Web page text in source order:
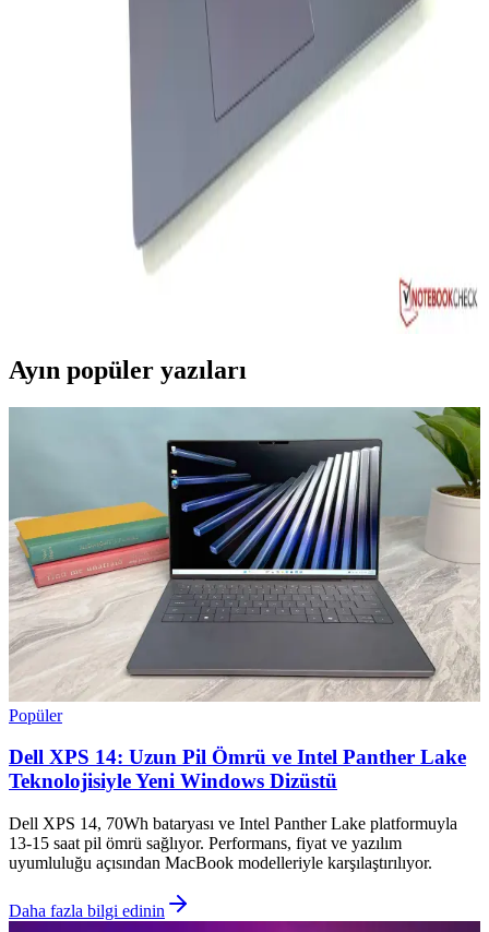
donatılmış, yüksek performanslı ve şık dizüstü bilgisayarlar sunar,
kullanıcıların ihtiyaçlarına uygun çeşitli modeller içerir.
32 GB DDR5 RAM ile Yüksek Performans ve
Geleceğin Teknolojisi
Yüksek kapasiteli DDR5 RAM, hız ve enerji verimliliği sağlayarak
modern bilgisayarların performansını artırır. 32 GB modüller,
profesyonel ve oyun ihtiyaçlarına uygun çözümler sunar.
Huawei MateBook D 16: Güçlü ve Şık Tasarıma
Sahip Çok Yönlü Dizüstü Bilgisayar
Huawei MateBook D 16, güçlü işlemci, şık tasarım ve uzun pil
ömrü ile hem iş hem eğlence için ideal çok yönlü dizüstü bilgisayar.
Ayın popüler yazıları
Popüler
Dell XPS 14: Uzun Pil Ömrü ve Intel Panther Lake
Teknolojisiyle Yeni Windows Dizüstü
Dell XPS 14, 70Wh bataryası ve Intel Panther Lake platformuyla
13-15 saat pil ömrü sağlıyor. Performans, fiyat ve yazılım
uyumluluğu açısından MacBook modelleriyle karşılaştırılıyor.
Daha fazla bilgi edinin